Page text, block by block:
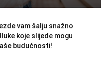
vam šalju snažno
koje slijede mogu
budućnosti!